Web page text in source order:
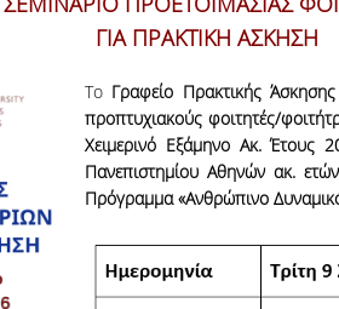
ΓΙΑ ΠΡΑΚΤΙΚΗ ΑΣΚΗΣΗ
Το Γραφείο Πρακτικής
προπτυχιακούς φοιτητές/
Χειμερινό Εξάμηνο Ακ. Έτους
Πανεπιστημίου Αθηνών ακ.
Πρόγραμμα «Ανθρώπινο